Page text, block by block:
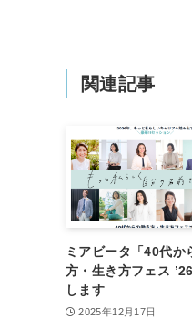
関連記事
ミアビータ「40代か
方・生き方フェス
します
2025年12月17日